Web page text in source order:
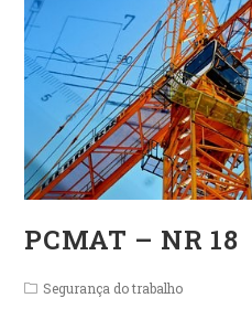
PCMAT – NR 18
PostSegurança do trabalho